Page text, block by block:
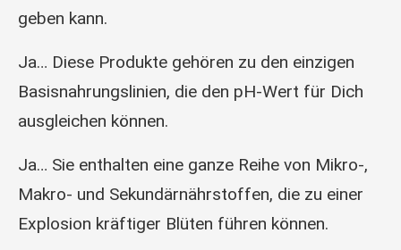
geben kann.
Ja… Diese Produkte gehören zu den einzigen
Basisnahrungslinien, die den pH-Wert für Dich
ausgleichen können.
Ja… Sie enthalten eine ganze Reihe von Mikro-,
Makro- und Sekundärnährstoffen, die zu einer
Explosion kräftiger Blüten führen können.